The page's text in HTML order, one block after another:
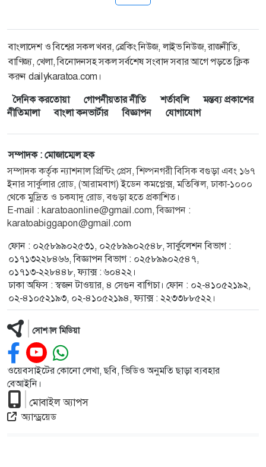
বাংলাদেশ ও বিশ্বের সকল খবর, ব্রেকিং নিউজ, লাইভ নিউজ, রাজনীতি,
বাণিজ্য, খেলা, বিনোদনসহ সকল সর্বশেষ সংবাদ সবার আগে পড়তে ক্লিক
করুন dailykaratoa.com।
দৈনিক করতোয়া
গোপনীয়তার নীতি শর্তাবলি
মন্তব্য প্রকাশের
নীতিমালা
বাংলা কনভার্টার বিজ্ঞাপন যোগাযোগ
সম্পাদক : মোজাম্মেল হক
সম্পাদক কর্তৃক ন্যাশনাল প্রিন্টিং প্রেস, শিল্পনগরী বিসিক বগুড়া এবং ১৬৭
ইনার সার্কুলার রোড, (আরামবাগ) ইডেন কমপ্লেক্স, মতিঝিল, ঢাকা-১০০০
থেকে মুদ্রিত ও চকযাদু রোড, বগুড়া হতে প্রকাশিত।
E-mail : karatoaonline@gmail.com, বিজ্ঞাপন :
karatoabiggapon@gmail.com
ফোন : ০২৫৮৯৯০২৫৩১, ০২৫৮৯৯০২৫৪৮, সার্কুলেশন বিভাগ :
০১৭১৩২২৮৪৬৬, বিজ্ঞাপন বিভাগ : ০২৫৮৯৯০২৫৪৭,
০১৭১৩-২২৮৪৪৮, ফ্যাক্স : ৬০৪২২।
ঢাকা অফিস : স্বজন টাওয়ার, ৪ সেগুন বাগিচা। ফোন : ০২-৪১০৫২১৯২,
০২-৪১০৫২১৯৩, ০২-৪১০৫২১৯৪, ফ্যাক্স : ২২৩৩৮৮৫২২।
সোশ্যাল মিডিয়া
ওয়েবসাইটের কোনো লেখা, ছবি, ভিডিও অনুমতি ছাড়া ব্যবহার
বেআইনি।
মোবাইল অ্যাপস
অ্যান্ড্রয়েড